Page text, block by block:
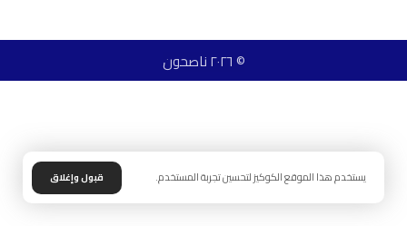
© ٢٠٢٦ ناصحون
يستخدم هذا الموقع الكوكيز لتحسين تجربة المستخدم. قبول وإغلاق